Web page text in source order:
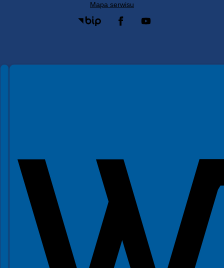
Mapa serwisu
Spełniamy standardy WCAG 2.2
Spełniamy standardy W3C